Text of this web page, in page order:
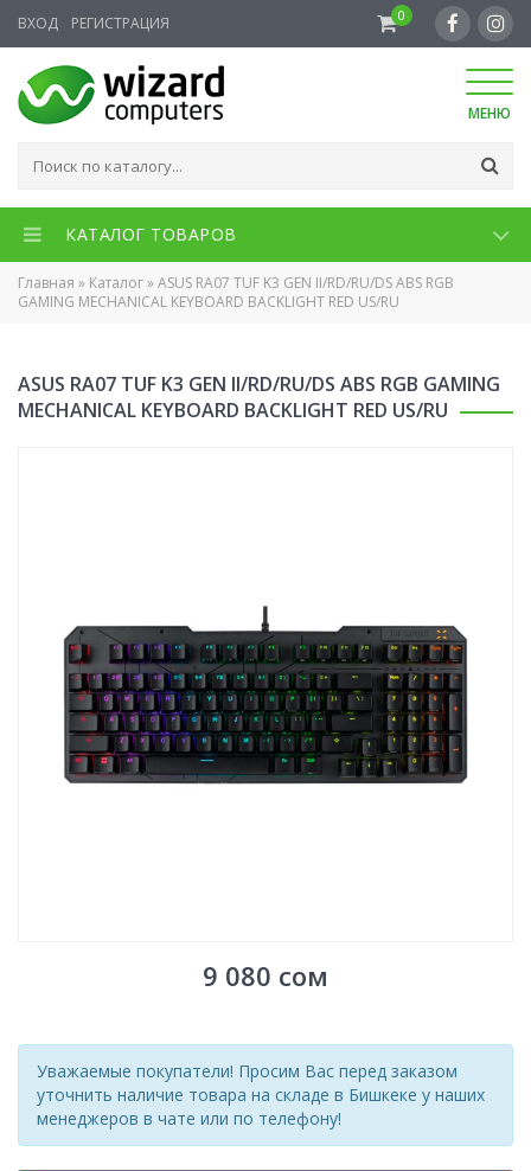
ВХОД РЕГИСТРАЦИЯ 0
МЕНЮ
КАТАЛОГ ТОВАРОВ
Главная » Каталог»ASUS RA07 TUF K3 GEN II/RD/RU/DS ABS RGB
GAMING MECHANICAL KEYBOARD BACKLIGHT RED US/RU
ASUS RA07 TUF K3 GEN II/RD/RU/DS ABS RGB GAMING
MECHANICAL KEYBOARD BACKLIGHT RED US/RU
9 080 сом
Уважаемые покупатели! Просим Вас перед заказом
уточнить наличие товара на складе в Бишкеке у наших
менеджеров в чате или по телефону!